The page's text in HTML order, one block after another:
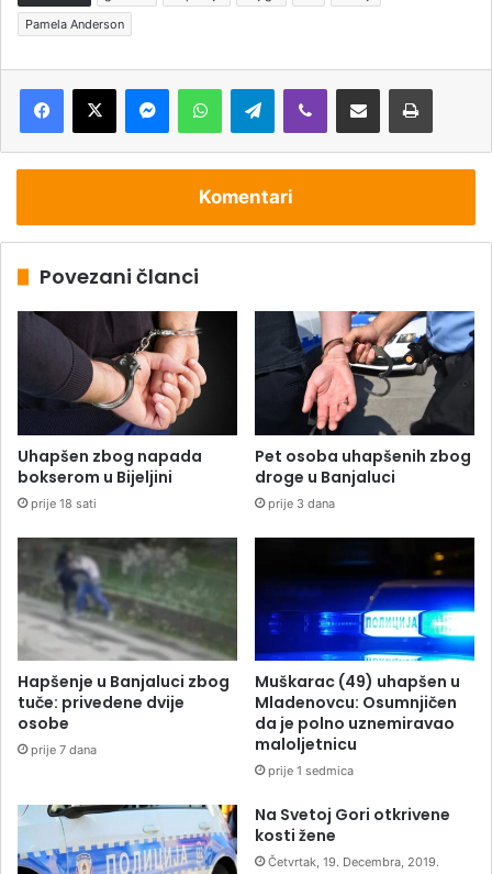
Pamela Anderson
Telegram
Komentari
Povezani članci
Uhapšen zbog napada
bokserom u Bijeljini
prije 18 sati
Pet osoba uhapšenih zbog
droge u Banjaluci
prije 3 dana
Hapšenje u Banjaluci zbog
tuče: privedene dvije
osobe
prije 7 dana
Muškarac (49) uhapšen u
Mladenovcu: Osumnjičen
da je polno uznemiravao
maloljetnicu
prije 1 sedmica
Na Svetoj Gori otkrivene
kosti žene
Četvrtak, 19. Decembra, 2019.